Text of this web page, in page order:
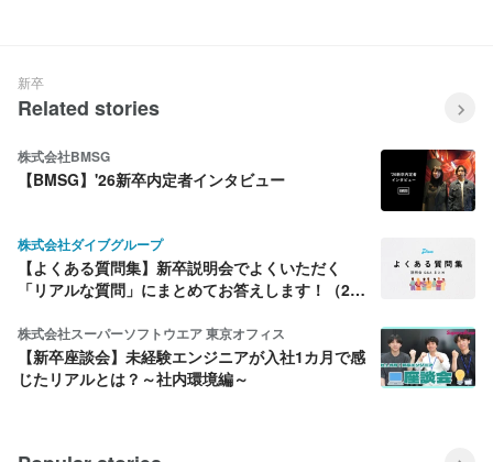
新卒
Related stories
株式会社BMSG
【BMSG】'26新卒内定者インタビュー
株式会社ダイブグループ
【よくある質問集】新卒説明会でよくいただく
「リアルな質問」にまとめてお答えします！（26
株式会社スーパーソフトウエア 東京オフィス
【新卒座談会】未経験エンジニアが入社1カ月で感
じたリアルとは？～社内環境編～